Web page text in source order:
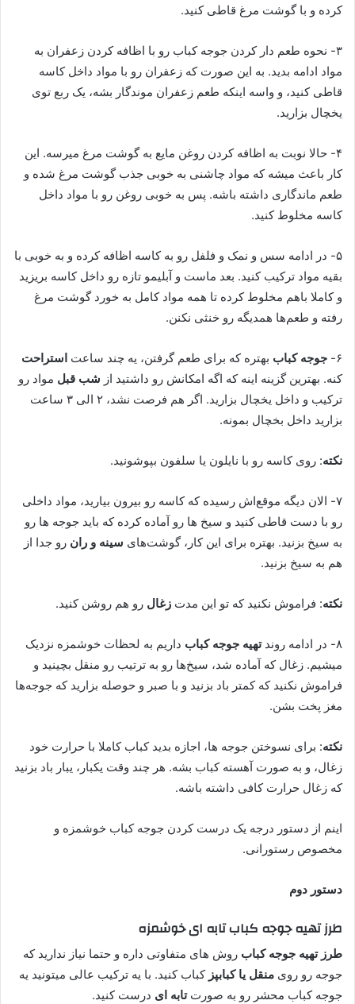
کرده و با گوشت مرغ قاطی کنید.
۳- نحوه طعم دار کردن جوجه کباب رو با اظافه کردن زعفران به
مواد ادامه بدید. به این صورت که زعفران رو با مواد داخل کاسه
قاطی کنید، و واسه اینکه طعم زعفران موندگار بشه، یک ربع توی
یخچال بزارید.
۴- حالا نوبت به اظافه کردن روغن مایع به گوشت مرغ میرسه. این
کار باعث میشه که مواد چاشنی به خوبی جذب گوشت مرغ شده و
طعم ماندگاری داشته باشه. پس به خوبی روغن رو با مواد داخل
کاسه مخلوط کنید.
۵- در ادامه سس و نمک و فلفل رو به کاسه اظافه کرده و به خوبی با
بقیه مواد ترکیب کنید. بعد ماست و آبلیمو تازه رو داخل کاسه بریزید
و کاملا باهم مخلوط کرده تا همه مواد کامل به خورد گوشت مرغ
رفته و طعم‌ها همدیگه رو خنثی نکنن.
۶- جوجه کباب بهتره که برای طعم گرفتن، یه چند ساعت استراحت
کنه. بهترین گزینه اینه که اگه امکانش رو داشتید از شب قبل مواد رو
ترکیب و داخل یخچال بزارید. اگر هم فرصت نشد، ۲ الی ۳ ساعت
بزارید داخل بخچال بمونه.
نکته: روی کاسه رو با نایلون یا سلفون بپوشونید.
۷- الان دیگه موقع‌اش رسیده که کاسه رو بیرون بیارید، مواد داخلی
رو با دست قاطی کنید و سیخ ها رو آماده کرده که باید جوجه ها رو
به سیخ بزنید. بهتره برای این کار، گوشت‌های سینه و ران رو جدا از
هم به سیخ بزنید.
نکته: فراموش نکنید که تو این مدت زغال رو هم روشن کنید.
۸- در ادامه روند تهیه جوجه کباب داریم به لحظات خوشمزه نزدیک
میشیم. زغال که آماده شد، سیخ‌ها رو به ترتیب رو منقل بچینید و
فراموش نکنید که کمتر باد بزنید و با صبر و حوصله بزارید که جوجه‌ها
مغز پخت بشن.
نکته: برای نسوختن جوجه ها، اجازه بدید کباب کاملا با حرارت خود
زغال، و به صورت آهسته کباب بشه. هر چند وقت یکبار، یبار باد بزنید
که زغال حرارت کافی داشته باشه.
اینم از دستور درجه یک درست کردن جوجه کباب خوشمزه و
مخصوص رستورانی.
دستور دوم
طرز تهیه جوجه کباب تابه ای خوشمزه
طرز تهیه جوجه کباب روش های متفاوتی داره و حتما نیاز ندارید که
جوجه رو روی منقل یا کبابپز کباب کنید. با یه ترکیب عالی میتونید یه
جوجه کباب محشر رو به صورتتابه ای درست کنید.